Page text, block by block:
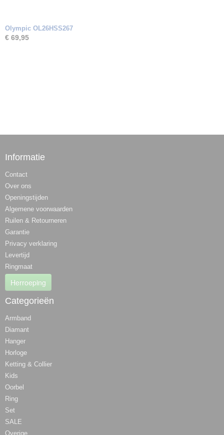
Olympic OL26HSS267
€ 69,95
Informatie
Contact
Over ons
Openingstijden
Algemene voorwaarden
Ruilen & Retourneren
Garantie
Privacy verklaring
Levertijd
Ringmaat
Herroeping
Categorieën
Armband
Diamant
Hanger
Horloge
Ketting & Collier
Kids
Oorbel
Ring
Set
SALE
Overige